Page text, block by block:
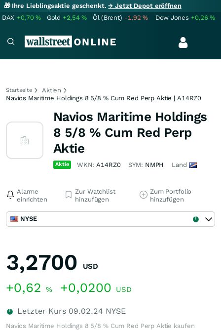
🎁 Ihre Lieblingsaktie geschenkt.→ Jetzt Depot eröffnen
DAX +0,70% Gold +2,54% Öl (Brent) -1,92% Dow Jones +0,26%
Startseite
Aktien
Navios Maritime Holdings 8 5/8 % Cum Red Perp Aktie | A14RZ0
Navios Maritime Holdings
8 5/8 % Cum Red Perp
Aktie
Aktie WKN:A14RZ0 SYM: NMPH Land
Alarme
einrichten
Zur Watchlist
hinzufügen
Zum Portfolio
hinzufügen
NYSE
3,2700 USD
+0,62 % +0,0200 USD
Letzter Kurs 09.02.24 NYSE
Navios Maritime Holdings 8 5/8 % Cum Red Perp Aktie kaufen